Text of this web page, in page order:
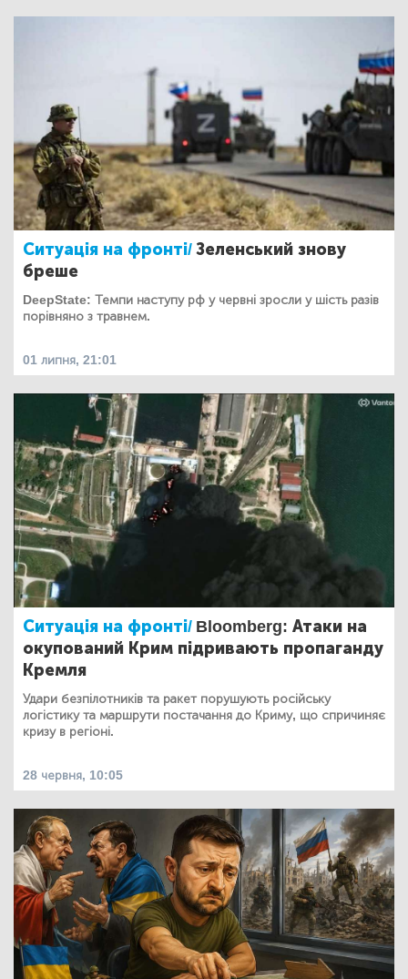
Ситуація на фронті/Зеленський знову
бреше
DeepState: Темпи наступу рф у червні зросли у шість разів
порівняно з травнем.
01 липня, 21:01
Ситуація на фронті/ Bloomberg: Атаки на
окупований Крим підривають пропаганду
Кремля
Удари безпілотників та ракет порушують російську
логістику та маршрути постачання до Криму, що спричиняє
кризу в регіоні.
28 червня, 10:05